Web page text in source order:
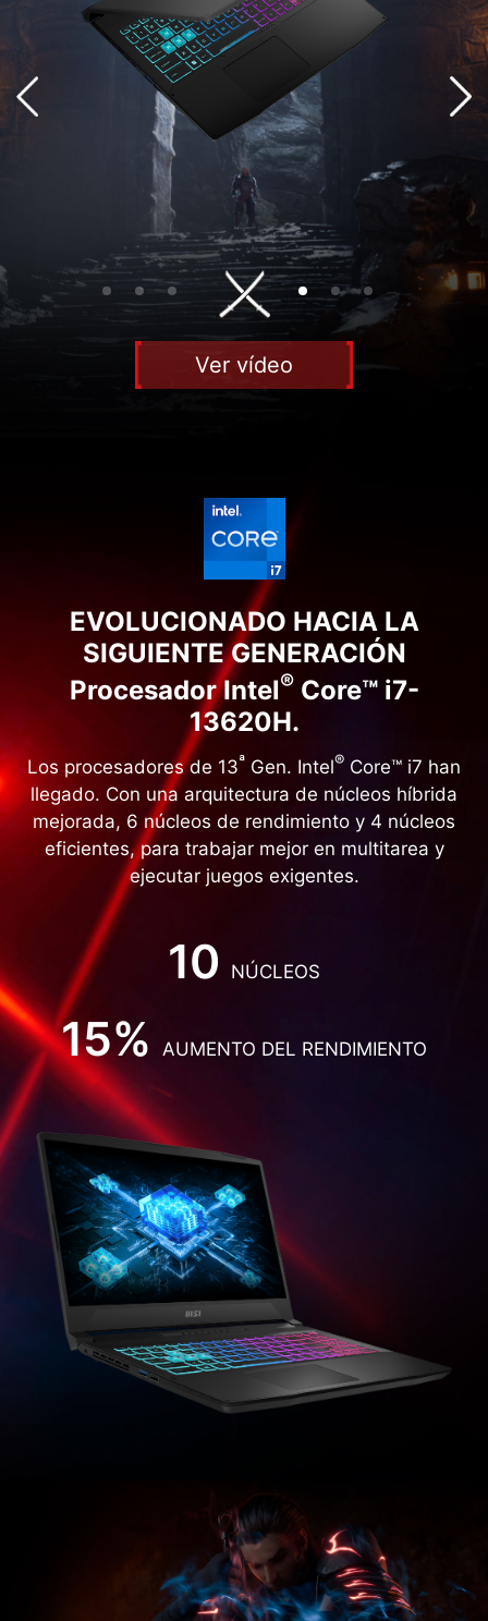
Ver vídeo
EVOLUCIONADO HACIA LA
SIGUIENTE GENERACIÓN
Procesador Intel®Core™ i7-
13620H.
Los procesadores de 13ª Gen. Intel® Core™ i7 han
llegado. Con una arquitectura de núcleos híbrida
mejorada, 6 núcleos de rendimiento y 4 núcleos
eficientes, para trabajar mejor en multitarea y
ejecutar juegos exigentes.
10 NÚCLEOS
15% AUMENTO DEL RENDIMIENTO